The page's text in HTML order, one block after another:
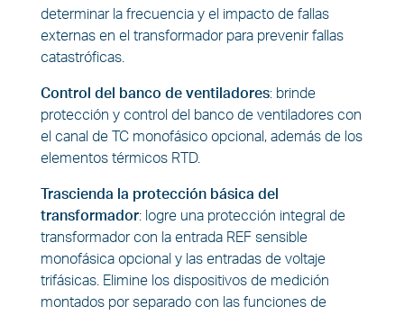
determinar la frecuencia y el impacto de fallas
externas en el transformador para prevenir fallas
catastróficas.
Control del banco de ventiladores: brinde
protección y control del banco de ventiladores con
el canal de TC monofásico opcional, además de los
elementos térmicos RTD.
Trascienda la protección básica del
transformador: logre una protección integral de
transformador con la entrada REF sensible
monofásica opcional y las entradas de voltaje
trifásicas. Elimine los dispositivos de medición
montados por separado con las funciones de